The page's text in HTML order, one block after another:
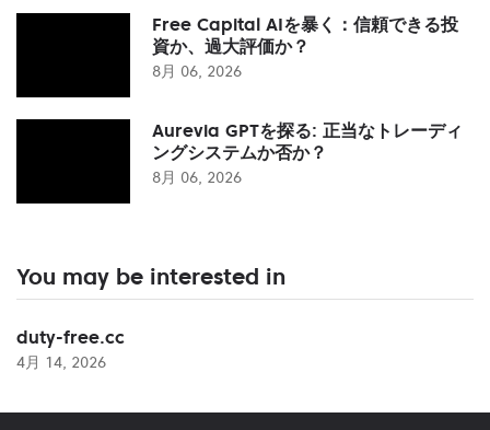
Free Capital AIを暴く：信頼できる投
資か、過大評価か？
8月 06, 2026
Aurevia GPTを探る: 正当なトレーディ
ングシステムか否か？
8月 06, 2026
You may be interested in
duty-free.cc
4月 14, 2026